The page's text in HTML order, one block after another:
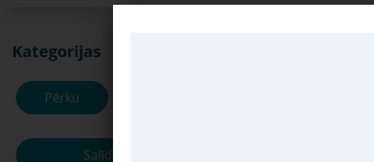
Kategorijas
Pērku
Salīdzināt